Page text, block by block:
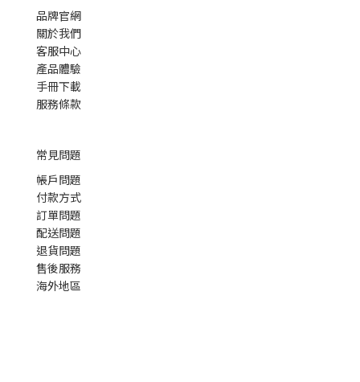
品牌官網
關於我們
客服中心
產品體驗
手冊下載
服務條款
常見問題
帳戶問題
付款方式
訂單問題
配送問題
退貨問題
售後服務
海外地區